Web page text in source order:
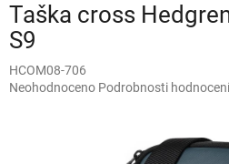
Taška cross
S9
HCOM08-706
Průměrné
Neohodnoceno Podrobnosti hodnocení